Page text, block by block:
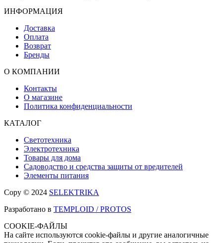
ИНФОРМАЦИЯ
Доставка
Оплата
Возврат
Бренды
О КОМПАНИИ
Контакты
О магазине
Политика конфиденциальности
КАТАЛОГ
Светотехника
Электротехника
Товары для дома
Садоводство и средства защиты от вредителей
Элементы питания
Copy © 2024 SELEKTRIKA
Разработано в TEMPLOID / PROTOS
COOKIE-ФАЙЛЫ
На сайте используются cookie-файлы и другие аналогичные